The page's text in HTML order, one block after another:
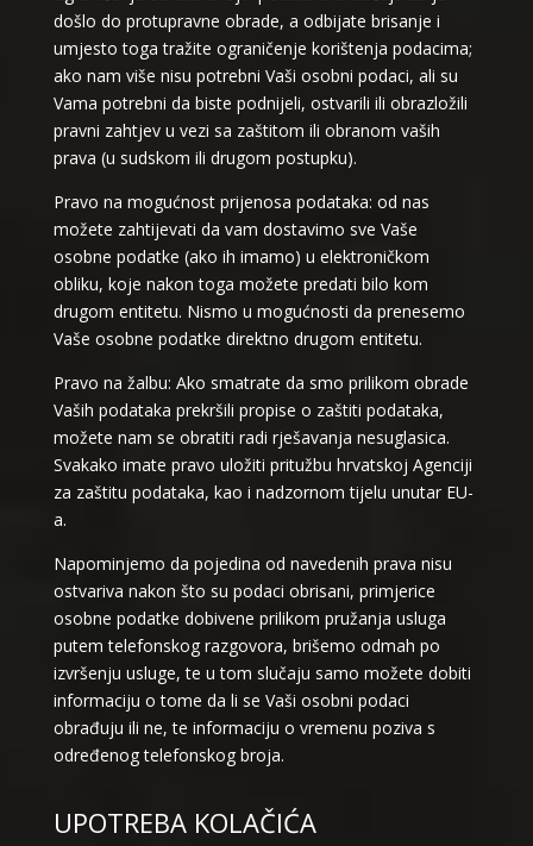
došlo do protupravne obrade, a odbijate brisanje i
umjesto toga tražite ograničenje korištenja podacima;
ako nam više nisu potrebni Vaši osobni podaci, ali su
Vama potrebni da biste podnijeli, ostvarili ili obrazložili
pravni zahtjev u vezi sa zaštitom ili obranom vaših
prava (u sudskom ili drugom postupku).
Pravo na mogućnost prijenosa podataka: od nas
možete zahtijevati da vam dostavimo sve Vaše
osobne podatke (ako ih imamo) u elektroničkom
obliku, koje nakon toga možete predati bilo kom
drugom entitetu. Nismo u mogućnosti da prenesemo
Vaše osobne podatke direktno drugom entitetu.
Pravo na žalbu: Ako smatrate da smo prilikom obrade
Vaših podataka prekršili propise o zaštiti podataka,
možete nam se obratiti radi rješavanja nesuglasica.
Svakako imate pravo uložiti pritužbu hrvatskoj Agenciji
za zaštitu podataka, kao i nadzornom tijelu unutar EU-
a.
Napominjemo da pojedina od navedenih prava nisu
ostvariva nakon što su podaci obrisani, primjerice
osobne podatke dobivene prilikom pružanja usluga
putem telefonskog razgovora, brišemo odmah po
izvršenju usluge, te u tom slučaju samo možete dobiti
informaciju o tome da li se Vaši osobni podaci
obrađuju ili ne, te informaciju o vremenu poziva s
određenog telefonskog broja.
UPOTREBA KOLAČIĆA